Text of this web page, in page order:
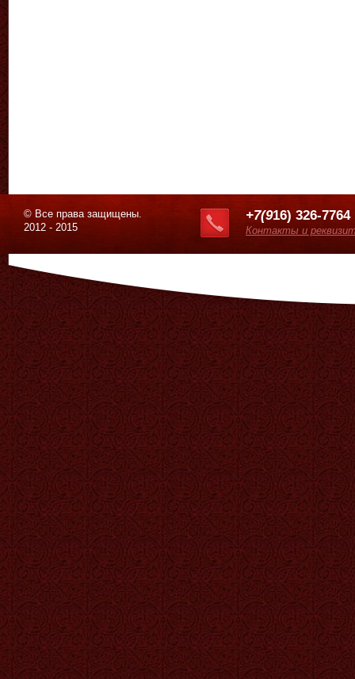
© Все права защищены.
2012 - 2015
+7(916) 326-7764
Контакты и